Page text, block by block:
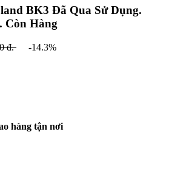
vân không biết cở sở
mình từng SỬ DỤNG trong
mình thì CÔNG TY NHẠC
sẵn sàng định giá và
bạn với giá tốt nhất trên thị
BK3 Đã Qua Sử Dụng.
Còn Hàng
đ.
-14.3%
hàng tận nơi